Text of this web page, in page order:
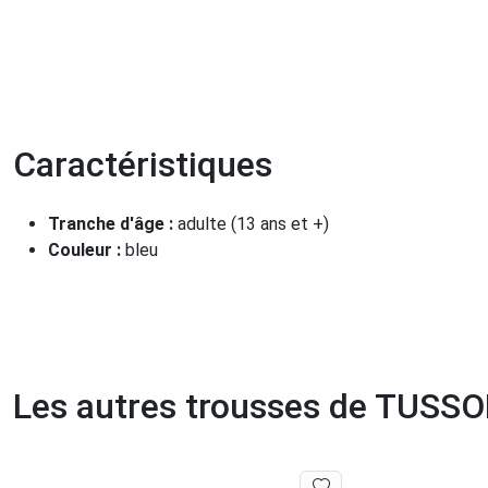
Caractéristiques
Tranche d'âge : adulte (13 ans et +)
Couleur : bleu
Les autres trousses de